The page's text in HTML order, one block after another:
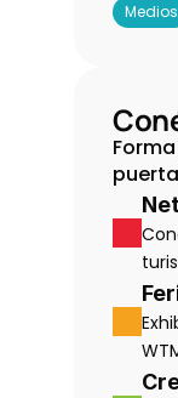
Medios